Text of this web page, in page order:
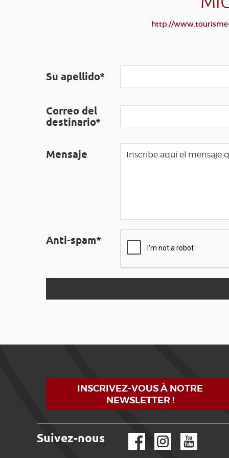
http://
Su apellido*
Correo del
destinario*
Mensaje
Anti-spam*
INSCRIVEZ-VOUS À NOTRE
NEWSLETTER !
Suivez-nous